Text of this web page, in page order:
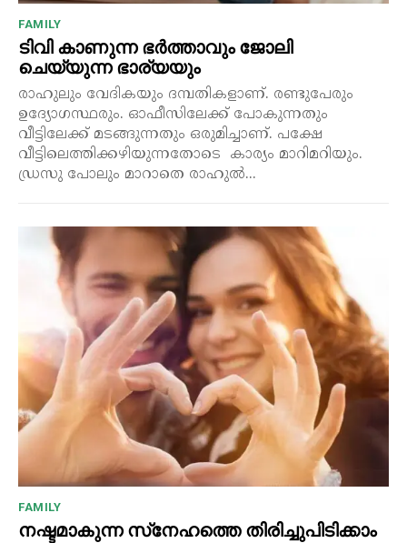
FAMILY
ടിവി കാണുന്ന ഭർത്താവും ജോലി
ചെയ്യുന്ന ഭാര്യയും
രാഹുലും വേദികയും ദമ്പതികളാണ്. രണ്ടുപേരും
ഉദ്യോഗസ്ഥരും. ഓഫീസിലേക്ക് പോകുന്നതും
വീട്ടിലേക്ക് മടങ്ങുന്നതും ഒരുമിച്ചാണ്. പക്ഷേ
വീട്ടിലെത്തിക്കഴിയുന്നതോടെ കാര്യം മാറിമറിയും.
ഡ്രസു പോലും മാറാതെ രാഹുൽ...
FAMILY
നഷ്ടമാകുന്ന സ്‌നേഹത്തെ തിരിച്ചുപിടിക്കാം